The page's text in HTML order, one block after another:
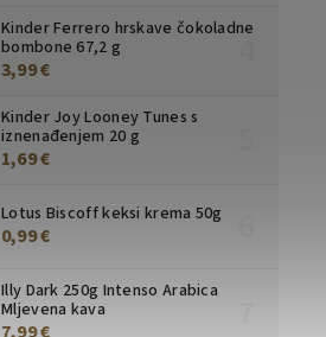
Kinder Ferrero hrskave čokoladne
bombone 67,2 g
3,99 €
Kinder Joy Looney Tunes s
iznenađenjem 20 g
1,69 €
Lotus Biscoff keksi krema 50g
0,99 €
Illy Dark 250g Intenso Arabica
Mljevena kava